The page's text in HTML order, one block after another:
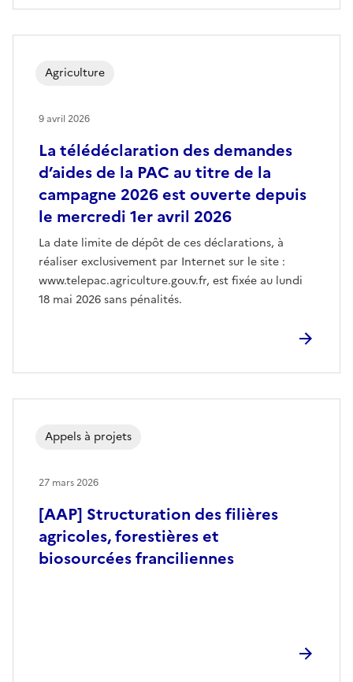
La télédéclaration des demandes
d’aides de la PAC au titre de la
campagne 2026 est ouverte depuis
le mercredi 1er avril 2026
La date limite de dépôt de ces déclarations, à
réaliser exclusivement par Internet sur le site :
www.telepac.agriculture.gouv.fr, est fixée au lundi
18 mai 2026 sans pénalités.
Agriculture
9 avril 2026
[AAP] Structuration des filières
agricoles, forestières et
biosourcées franciliennes
Appels à projets
27 mars 2026